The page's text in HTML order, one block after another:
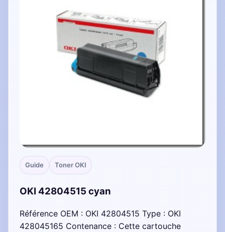
Guide Toner OKI
OKI 42804515 cyan
Référence OEM : OKI 42804515 Type : OKI
428045165 Contenance : Cette cartouche